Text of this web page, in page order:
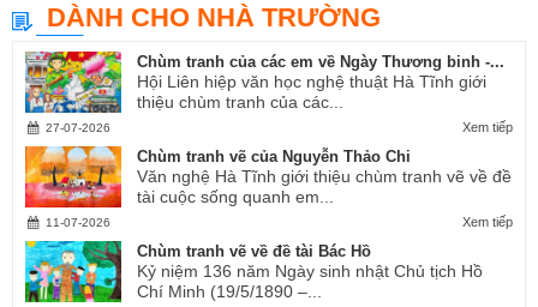
DÀNH CHO NHÀ TRƯỜNG
Chùm tranh của các em về Ngày Thương binh -...
Hội Liên hiệp văn học nghệ thuật Hà Tĩnh giới
thiệu chùm tranh của các...
Xem tiếp
27-07-2026
Chùm tranh vẽ của Nguyễn Thảo Chi
Văn nghệ Hà Tĩnh giới thiệu chùm tranh vẽ về đề
tài cuộc sống quanh em...
Xem tiếp
11-07-2026
Chùm tranh vẽ về đề tài Bác Hồ
Kỷ niệm 136 năm Ngày sinh nhật Chủ tịch Hồ
Chí Minh (19/5/1890 –...